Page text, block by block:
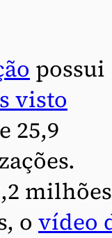
possui
visto
25,9
milhões
o vídeo